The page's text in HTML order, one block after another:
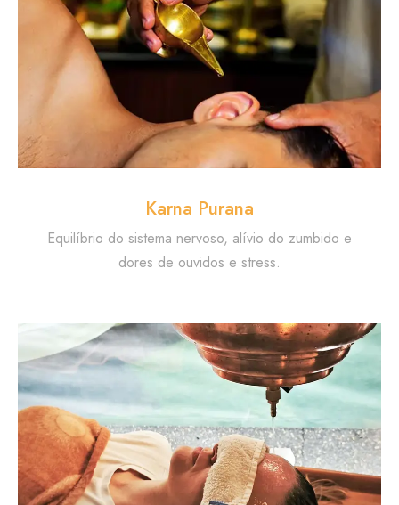
Karna Purana
Equilíbrio do sistema nervoso, alívio do zumbido e
dores de ouvidos e stress.